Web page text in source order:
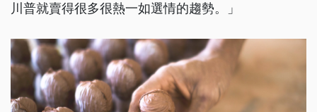
川普就賣得很多很熱一如選情的趨勢。」